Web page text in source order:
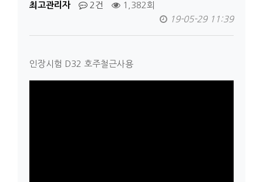
최고관리자 2건
1,382회
19-05-29 11:39
인장시험 D32 호주철근사용